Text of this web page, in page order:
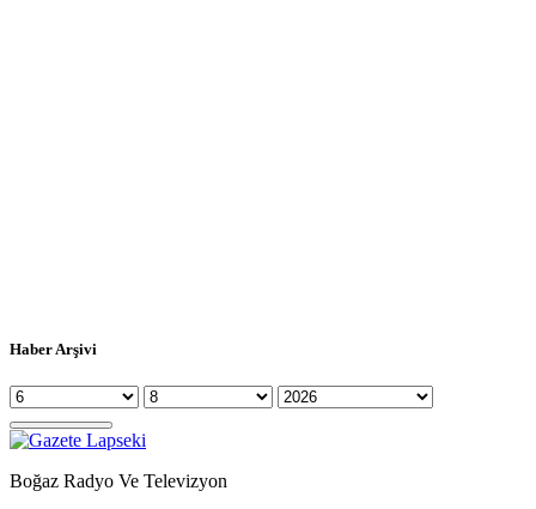
Haber Arşivi
Boğaz Radyo Ve Televizyon